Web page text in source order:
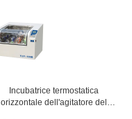
Incubatrice termostatica
orizzontale dell'agitatore del